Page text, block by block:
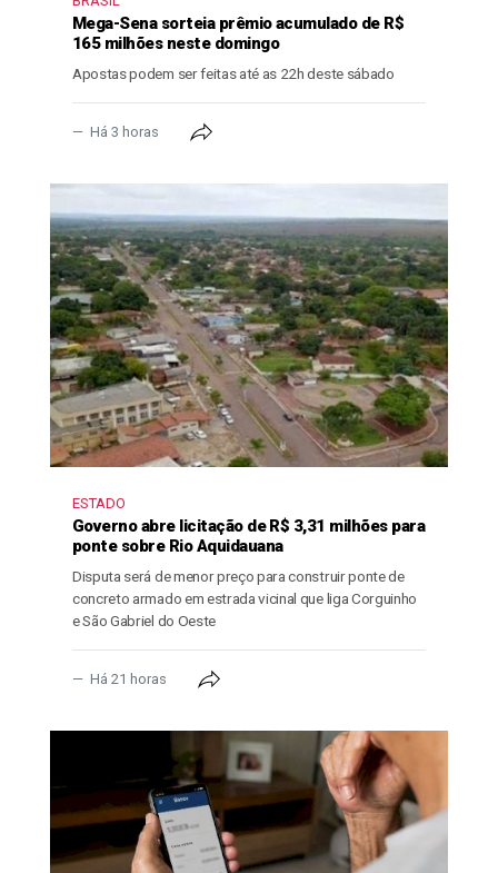
Mega-Sena sorteia prêmio acumulado de R$
165 milhões neste domingo
Apostas podem ser feitas até as 22h deste sábado
Há 3 horas
ESTADO
Governo abre licitação de R$ 3,31 milhões para
ponte sobre Rio Aquidauana
Disputa será de menor preço para construir ponte de
concreto armado em estrada vicinal que liga Corguinho
e São Gabriel do Oeste
Há 21 horas